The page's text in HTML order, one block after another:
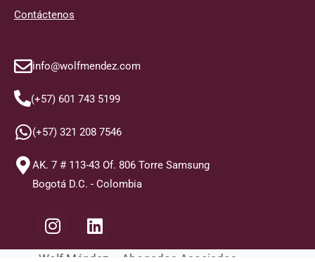
Contáctenos
info@wolfmendez.com
(+57) 601 743 5199
(+57) 321 208 7546
AK. 7 # 113-43 Of. 806 Torre Samsung
Bogotá D.C. - Colombia
I
n
s
L
i
n
Wolf Méndez – Abogados Asociados